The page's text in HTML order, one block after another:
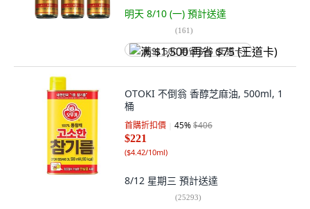
明天 8/10 (一) 預計送達
(161)
满 $1,500 再省 $75 (王道卡)
OTOKI 不倒翁 香醇芝麻油, 500ml, 1
桶
首購折扣價 45%$406
$221
($4.42/10ml)
8/12 星期三 預計送達
(25293)